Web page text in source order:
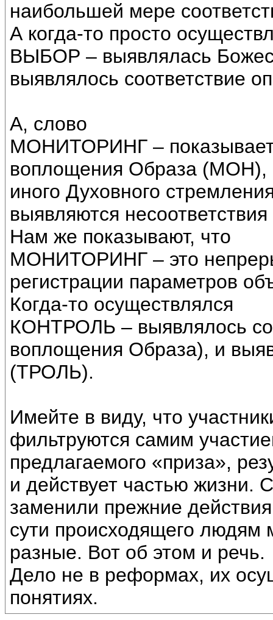
наибольшей мере
А когда-то просто
ВЫБОР – выявлялась
выявлялось соответствие
А, слово
МОНИТОРИНГ – показывает
воплощения Образа (МОН),
иного Духовного
выявляются
Нам же показывают, что
МОНИТОРИНГ – это
регистрации параметров
Когда-то осуществлялся
КОНТРОЛЬ – выявлялось
воплощения Образа), и
(ТРОЛЬ).
Имейте в виду, что
фильтруются самим
предлагаемого «приза»,
и действует частью жизни.
заменили прежние
сути происходящего людям
разные. Вот об этом и речь.
Дело не в реформах, их
понятиях.